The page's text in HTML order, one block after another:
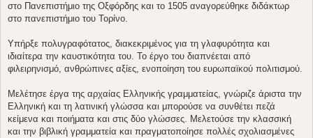
στο Πανεπιστήμιο της Οξφόρδης και το 1505 αναγορεύθηκε διδάκτωρ
στο πανεπιστήμιο του Τορίνο.
Υπήρξε πολυγραφότατος, διακεκριμένος για τη γλαφυρότητα και
ιδιαίτερα την καυστικότητα του. Το έργο του διαπνέεται από
φιλειρηνισμό, ανθρώπινες αξίες, ενοποίηση του ευρωπαϊκού πολιτισμού.
Μελέτησε έργα της αρχαίας Ελληνικής γραμματείας, γνώριζε άριστα την
Ελληνική και τη λατινική γλώσσα και μπορούσε να συνθέτει πεζά
κείμενα και ποιήματα και στις δύο γλώσσες. Μελετούσε την κλασσική
και την βιβλική γραμματεία και πραγματοποίησε πολλές σχολιασμένες